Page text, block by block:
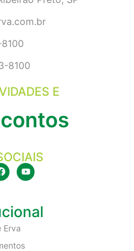
8100
E
Erva